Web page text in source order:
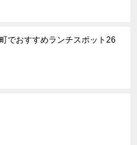
でおすすめランチスポット26